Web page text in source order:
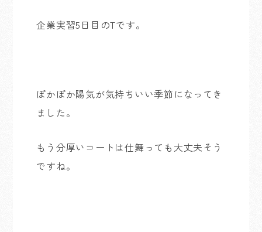
企業実習5日目のTです。
ぽかぽか陽気が気持ちいい季節になってき
ました。
もう分厚いコートは仕舞っても大丈夫そう
ですね。